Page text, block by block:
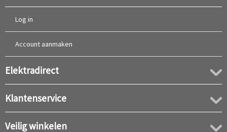
Log in
Account aanmaken
Elektradirect
Klantenservice
Veilig winkelen